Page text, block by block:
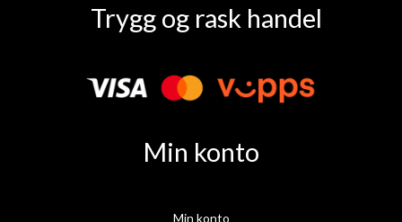
c
b
o
s
g
m
Trygg og rask handel
Min konto
Min konto